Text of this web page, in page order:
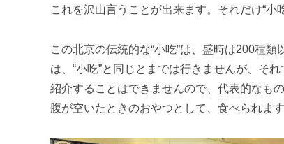
これを沢山言うことが出来ます。それだけ“小
この北京の伝統的な“小吃”は、盛時は200種
は、“小吃”と同じとまでは行きませんが、そ
紹介することはできませんので、代表的なも
腹が空いたときのおやつとして、食べられます